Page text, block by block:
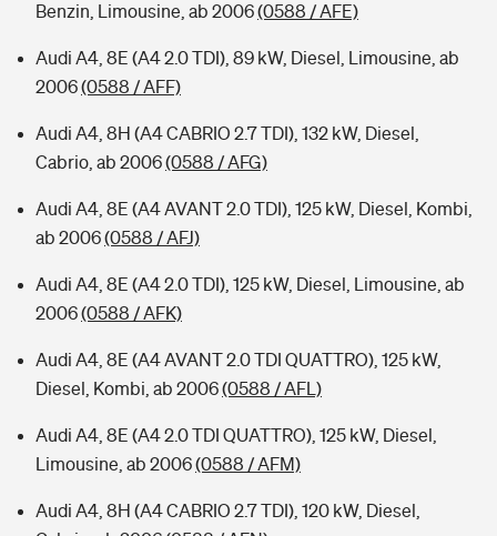
Benzin, Limousine, ab 2006(0588 / AFE)
Audi A4, 8E (A4 2.0 TDI), 89 kW, Diesel, Limousine, ab
2006(0588 / AFF)
Audi A4, 8H (A4 CABRIO 2.7 TDI), 132 kW, Diesel,
Cabrio, ab 2006(0588 / AFG)
Audi A4, 8E (A4 AVANT 2.0 TDI), 125 kW, Diesel, Kombi,
ab 2006(0588 / AFJ)
Audi A4, 8E (A4 2.0 TDI), 125 kW, Diesel, Limousine, ab
2006(0588 / AFK)
Audi A4, 8E (A4 AVANT 2.0 TDI QUATTRO), 125 kW,
Diesel, Kombi, ab 2006(0588 / AFL)
Audi A4, 8E (A4 2.0 TDI QUATTRO), 125 kW, Diesel,
Limousine, ab 2006(0588 / AFM)
Audi A4, 8H (A4 CABRIO 2.7 TDI), 120 kW, Diesel,